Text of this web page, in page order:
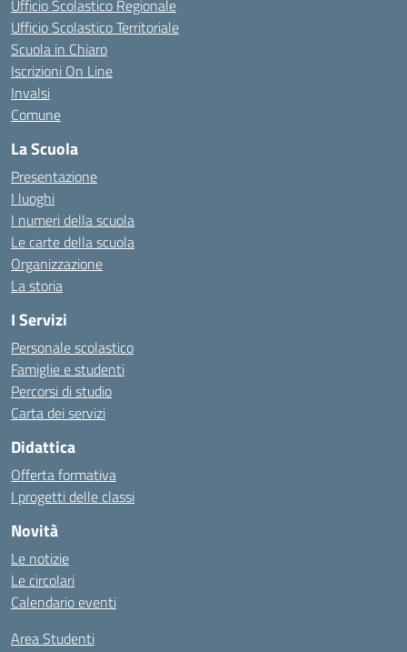
Ufficio Scolastico Regionale
Ufficio Scolastico Territoriale
Scuola in Chiaro
Iscrizioni On Line
Invalsi
Comune
La Scuola
Presentazione
I luoghi
I numeri della scuola
Le carte della scuola
Organizzazione
La storia
I Servizi
Personale scolastico
Famiglie e studenti
Percorsi di studio
Carta dei servizi
Didattica
Offerta formativa
I progetti delle classi
Novità
Le notizie
Le circolari
Calendario eventi
Area Studenti